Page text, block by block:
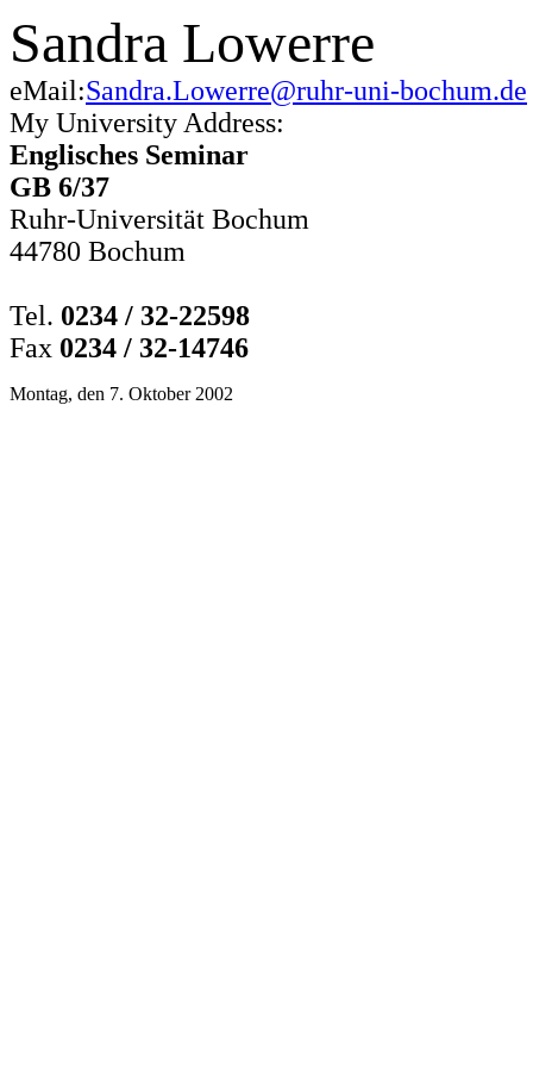
Sandra Lowerre
eMail:Sandra.Lowerre@ruhr-uni-bochum.de
My University Address:
Englisches Seminar
GB 6/37
Ruhr-Universität Bochum
44780 Bochum
Tel. 0234 / 32-22598
Fax 0234 / 32-14746
Montag, den 7. Oktober 2002